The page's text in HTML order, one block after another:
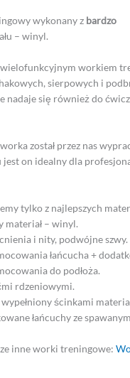
wykonany z bardzo
– winyl.
workiem
sierpowych i
nadaje się również do
został przez nas
jest on idealny dla
tylko z najlepszych
materiał – winyl.
i nity, podwójne szwy.
łańcucha +
do podłoża.
rdzeniowymi.
ścinkami
łańcuchy ze
inne worki treningowe: